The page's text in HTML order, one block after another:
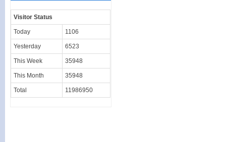
Visitor Status
Today 1106
Yesterday 6523
This Week 35948
This Month 35948
Total 11986950